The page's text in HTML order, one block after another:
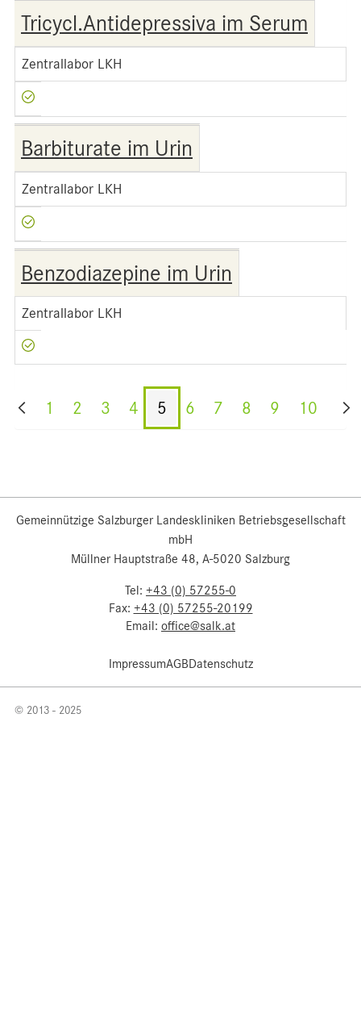
Tricycl.Antidepressiva im Serum
Zentrallabor LKH
Barbiturate im Urin
Zentrallabor LKH
Benzodiazepine im Urin
Zentrallabor LKH
1 2 3 4 5 6 7 8 9 10
Gemeinnützige Salzburger Landeskliniken Betriebsgesellschaft
mbH
Müllner Hauptstraße 48, A-5020 Salzburg
Tel: +43 (0) 57255-0
Fax: +43 (0) 57255-20199
Email: office@salk.at
ImpressumAGBDatenschutz
© 2013 - 2025